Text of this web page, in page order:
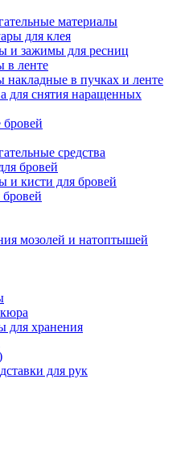
материалы
для клея
и зажимы для ресниц
в ленте
накладные в пучках и ленте
для снятия наращенных
средства
бровей
и кисти для бровей
мозолей и натоптышей
для хранения
для рук